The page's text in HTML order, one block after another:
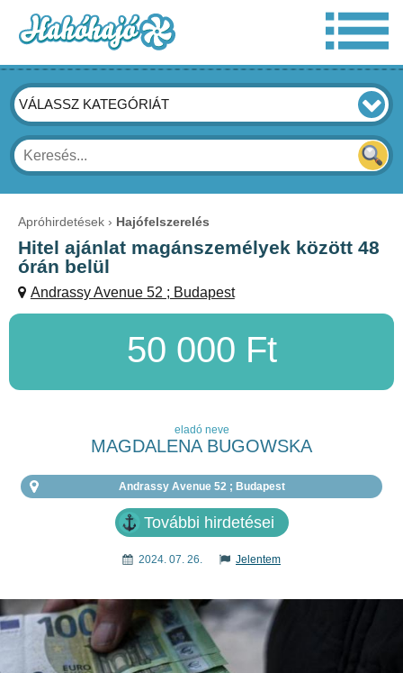
VÁLASSZ KATEGÓRIÁT
Apróhirdetések Hajófelszerelés
Hitel ajánlat magánszemélyek között 48
órán belül
Andrassy Avenue 52 ; Budapest
50 000 Ft
eladó neve
MAGDALENA BUGOWSKA
Andrassy Avenue 52 ; Budapest
További hirdetései
2024. 07. 26. Jelentem